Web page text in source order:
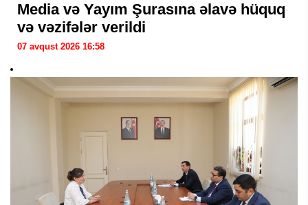
Media və Yayım Şurasına əlavə hüquq
və vəzifələr verildi
07 avqust 2026 16:58